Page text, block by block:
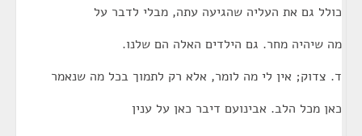
כולל גם את העליה שהגיעה עתה, מבלי לדבר על
מה שיהיה מחר. גם הילדים האלה הם שלנו.
ד. צדוק; אין לי מה לומר, אלא רק לתמוך בכל מה שנאמר
כאן מכל הלב. אבינועם דיבר כאן על ענין